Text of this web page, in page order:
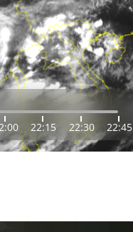
22:15 22:30 22:45